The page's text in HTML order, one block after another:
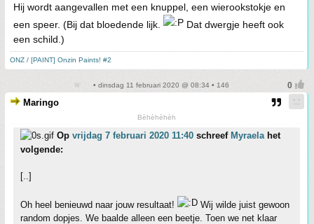
Hij wordt aangevallen met een knuppel, een wierookstokje en
een speer. (Bij dat bloedende lijk.
Dat dwergje heeft ook
een schild.)
ONZ / [PAINT] Onzin Paints! #2
• dinsdag 11 februari 2020 @ 08:34 • 146
Maringo
Bèhèhèhèh
Op vrijdag 7 februari 2020 11:40 schreef Myraela het
volgende:
[..]
Oh heel benieuwd naar jouw resultaat!
Wij wilde juist gewoon
random dopjes. We baalde alleen een beetje. Toen we net klaar